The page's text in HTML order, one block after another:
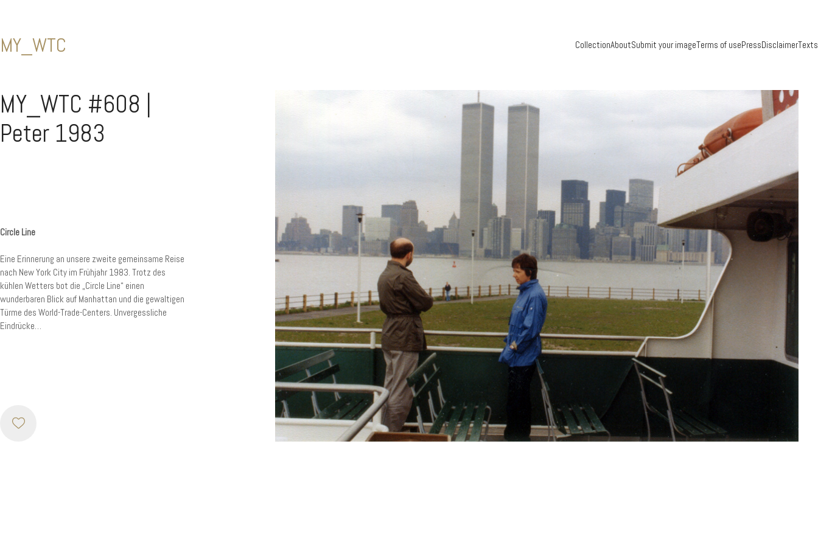
MY_WTC CollectionAboutSubmit your imageTerms of usePressDisclaimerTexts
MY_WTC #608 |
Peter 1983
Circle Line
Eine Erinnerung an unsere zweite gemeinsame Reise
nach New York City im Frühjahr 1983. Trotz des
kühlen Wetters bot die „Circle Line“ einen
wunderbaren Blick auf Manhattan und die gewaltigen
Türme des World-Trade-Centers. Unvergessliche
Eindrücke…